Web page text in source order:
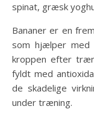
spinat, græsk
Bananer er en
som hjælper med
kroppen efter
fyldt med
de skadelige
under træning.